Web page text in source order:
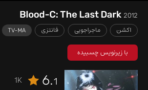
Blood-C: The Last Dark2012
اکشن ماجراجویی فانتزی TV-MA
با زیرنویس چسبیده
6.1
1K